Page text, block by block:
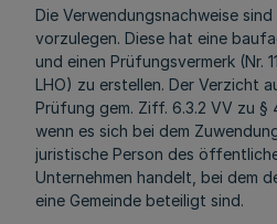
Die Verwendungsnachweise
vorzulegen. Diese hat eine
und einen Prüfungsvermerk (Nr.
LHO) zu erstellen. Der Verzicht
Prüfung gem. Ziff. 6.3.2 VV zu §
wenn es sich bei dem
juristische Person des
Unternehmen handelt, bei dem
eine Gemeinde beteiligt sind.